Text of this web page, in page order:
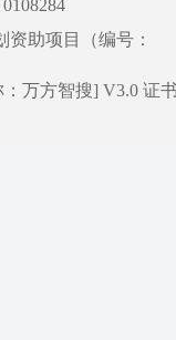
助项目（编号：
万方智搜] V3.0 证